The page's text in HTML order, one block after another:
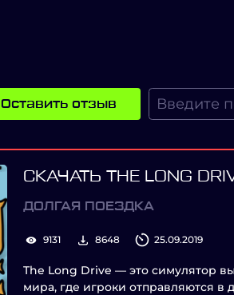
Оставить отзыв
СКАЧАТЬ THE LONG
ДОЛГАЯ ПОЕЗДКА
9131 8648 25.09.2019
The Long Drive — это симулятор
мира, где игроки отправляются в